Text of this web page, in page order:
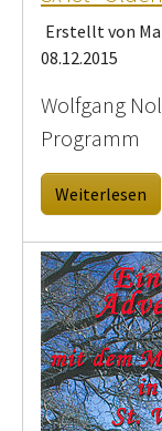
Erstellt von
08.12.2015
Wolfgang
Programm
Weiterlesen